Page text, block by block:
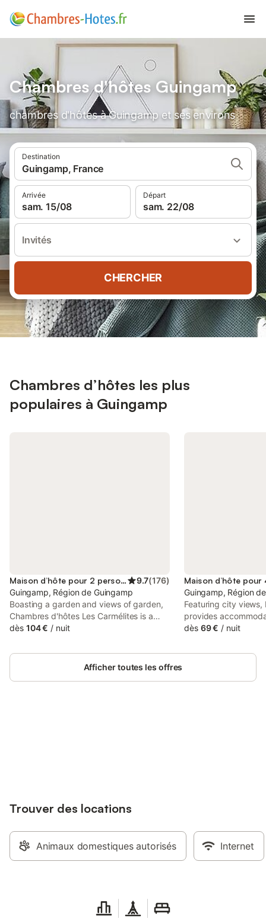
Chambres d'hôtes Guingamp
chambres d'hôtes à Guingamp et ses environs
Destination
Guingamp, France
Arrivée
sam. 15/08
Départ
sam. 22/08
Invités
CHERCHER
Chambres d’hôtes les plus
populaires à Guingamp
Maison d’hôte pour 2 personnes 9.7(176)
Guingamp, Région de Guingamp
Boasting a garden and views of garden,
Chambres d'hôtes Les Carmélites is a
guest house set in a historic building in
Cathedral. This property offers access to
a terrace, free private parking and free
dès 104 € / nuit
Guingamp, Région
Featuring city views,
provides
and a terrace,
dès 69 € / nuit
Afficher toutes les offres
Trouver des locations
Animaux domestiques autorisés Internet